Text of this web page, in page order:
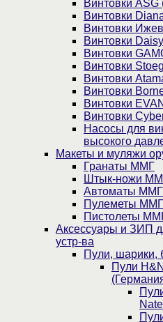
Винтовки ASG
Винтовки
Винтовки
Винтовки
Винтовки
Винтовки
Винтовки
Винтовки
Винтовки
Винтовки
Насосы для
высокого
Макеты и муляжи
Гранаты ММГ
Штык-ножи
Автоматы ММГ
Пулеметы ММГ
Пистолеты
Аксессуары и ЗИП
устр-ва
Пули, шарики,
Пули